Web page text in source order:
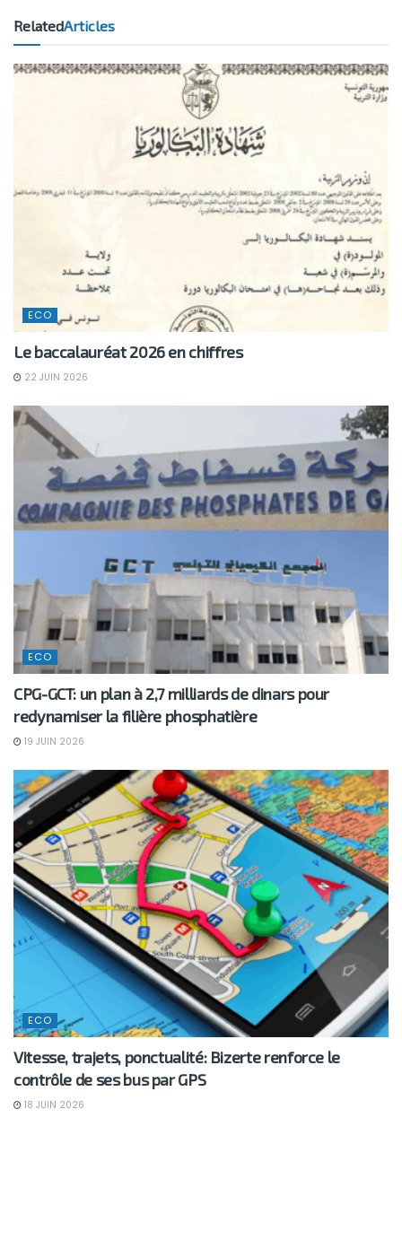
RelatedArticles
ECO
Le baccalauréat 2026 en chiffres
22 JUIN 2026
ECO
CPG-GCT: un plan à 2,7 milliards de dinars pour
redynamiser la filière phosphatière
19 JUIN 2026
ECO
Vitesse, trajets, ponctualité: Bizerte renforce le
contrôle de ses bus par GPS
18 JUIN 2026